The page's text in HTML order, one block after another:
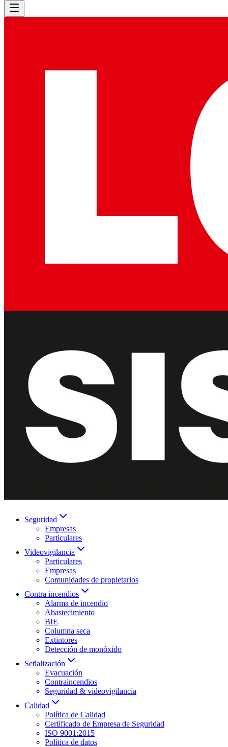
Seguridad
Empresas
Particulares
Videovigilancia
Particulares
Empresas
Comunidades de propietarios
Contra incendios
Alarma de incendio
Abastecimiento
BIE
Columna seca
Extintores
Detección de monóxido
Señalización
Evacuación
Contraincendios
Seguridad & videovigilancia
Calidad
Política de Calidad
Certificado de Empresa de Seguridad
ISO 9001:2015
Política de datos